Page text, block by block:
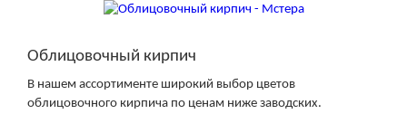
Облицовочный кирпич
В нашем ассортименте широкий выбор цветов
облицовочного кирпича по ценам ниже заводских.